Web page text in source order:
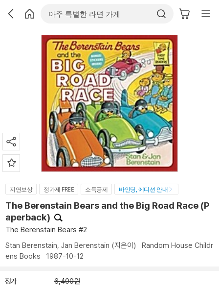
지연보상 정가제 FREE 소득공제 바인딩, 에디션 안내
The Berenstain Bears and the Big Road Race (P
aperback)
The Berenstain Bears #2
Stan Berenstain, Jan Berenstain (지은이) Random House Childr
ens Books 1987-10-12
정가 6,400원